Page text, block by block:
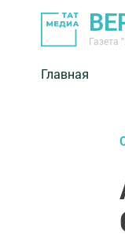
Газета
Главная